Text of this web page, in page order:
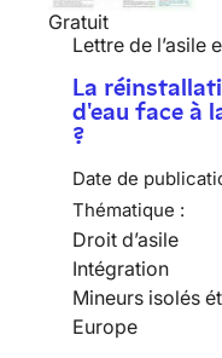
Gratuit
Lettre de l’asile
La
d'eau face à
?
Date de
Thématique :
Droit d’asile
Intégration
Mineurs isolés
Europe